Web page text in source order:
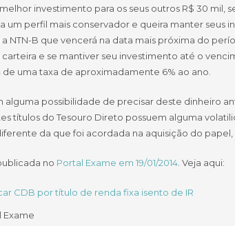
investimento para os seus outros R$ 30 mil,
um perfil mais conservador e queira manter seus
NTN-B que vencerá na data mais próxima do
carteira e se mantiver seu investimento até o
de uma taxa de aproximadamente 6% ao ano.
alguma possibilidade de precisar deste dinheiro
títulos do Tesouro Direto possuem alguma
da que foi acordada na aquisição do
no Portal Exame em 19/01/2014. Veja aqui:
CDB por título de renda fixa isento de IR
Exame